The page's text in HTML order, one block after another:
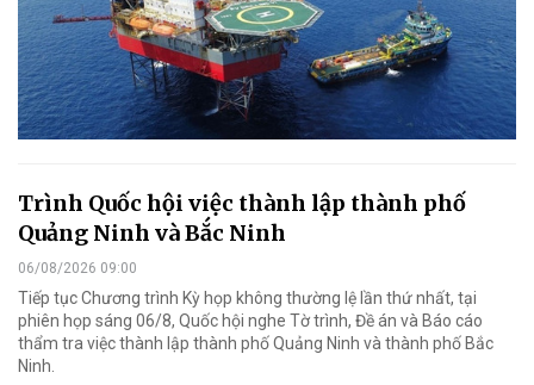
Trình Quốc hội việc thành lập thành phố
Quảng Ninh và Bắc Ninh
06/08/2026 09:00
Tiếp tục Chương trình Kỳ họp không thường lệ lần thứ nhất, tại
phiên họp sáng 06/8, Quốc hội nghe Tờ trình, Đề án và Báo cáo
thẩm tra việc thành lập thành phố Quảng Ninh và thành phố Bắc
Ninh.